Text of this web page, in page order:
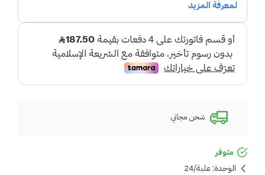
متوفر
الوحدة:علبة/24
شحن مجاني